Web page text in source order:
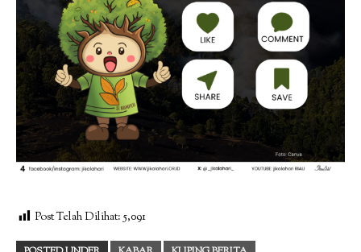
Post Telah Dilihat: 5,091